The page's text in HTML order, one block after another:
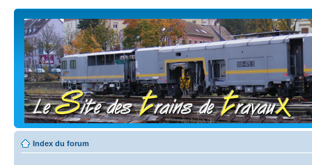
Index du forum